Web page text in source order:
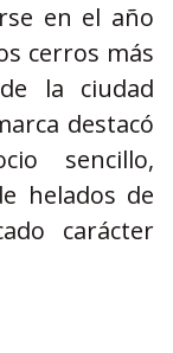
en el año
cerros más
la ciudad
destacó
sencillo,
helados de
carácter